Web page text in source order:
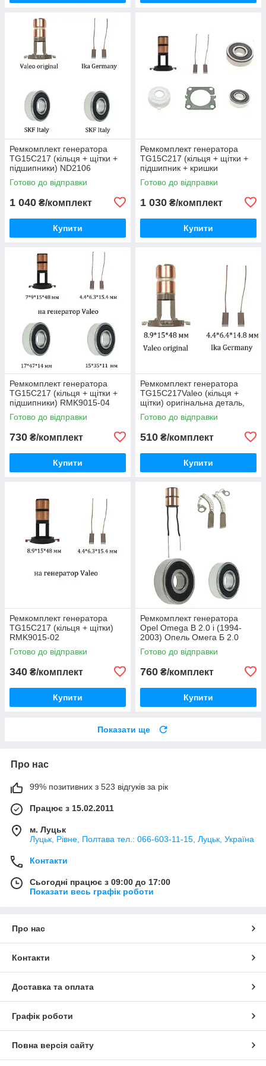
Ремкомплект генератора
TG15C217 (кільця + щітки +
підшипники) ND2106
Готово до відправки
1 040 ₴/комплект
Купити
Ремкомплект генератора
TG15C217 (кільця + щітки +
підшипник + кришки
підшипника) RMK9015-06
Готово до відправки
1 030 ₴/комплект
Купити
Ремкомплект генератора
TG15C217 (кільця + щітки +
підшипники) RMK9015-04
Готово до відправки
730 ₴/комплект
Купити
Ремкомплект генератора
TG15C217Valeo (кільця +
щітки) оригінальна деталь,
RMK9015-02 (Valeo)
Готово до відправки
510 ₴/комплект
Купити
Ремкомплект генератора
TG15C217 (кільця + щітки)
RMK9015-02
Готово до відправки
340 ₴/комплект
Купити
Ремкомплект генератора
Opel Omega B 2.0 i (1994-
2003) Опель Омега Б 2.0
бензин (інжектор) (кільця +
щітки + підшипники) DE12001
Готово до відправки
760 ₴/комплект
Купити
Показати ще
Про нас
99% позитивних з 523 відгуків за рік
Працює з 15.02.2011
м. Луцьк
Луцьк, Рівне, Полтава тел.: 066-603-11-15, Луцьк, Україна
Контакти
Сьогодні працює з 09:00 до 17:00
Показати весь графік роботи
Про нас
Контакти
Доставка та оплата
Графік роботи
Повна версія сайту